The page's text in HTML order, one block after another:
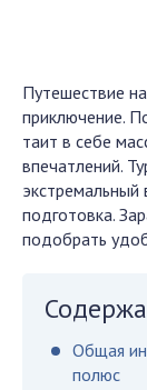
Путешествие
приключение.
таит в себе
впечатлений.
подготовка.
подобрать
Общая
полюс